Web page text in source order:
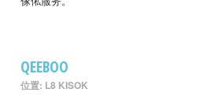
QEEBOO
位置: L8 KISOK